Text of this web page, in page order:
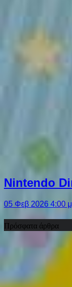
Nintendo
05 Φεβ 2026 4:00
Πρόσφατα άρθρα